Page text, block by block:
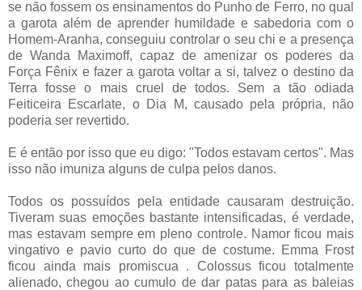
se não fossem os ensinamentos do Punho de Ferro, no qual
a garota além de aprender humildade e sabedoria com o
Homem-Aranha, conseguiu controlar o seu chi e a presença
de Wanda Maximoff, capaz de amenizar os poderes da
Força Fênix e fazer a garota voltar a si, talvez o destino da
Terra fosse o mais cruel de todos. Sem a tão odiada
Feiticeira Escarlate, o Dia M, causado pela própria, não
poderia ser revertido.
E é então por isso que eu digo: "Todos estavam certos". Mas
isso não imuniza alguns de culpa pelos danos.
Todos os possuídos pela entidade causaram destruição.
Tiveram suas emoções bastante intensificadas, é verdade,
mas estavam sempre em pleno controle. Namor ficou mais
vingativo e pavio curto do que de costume. Emma Frost
ficou ainda mais promiscua . Colossus ficou totalmente
alienado, chegou ao cumulo de dar patas para as baleias